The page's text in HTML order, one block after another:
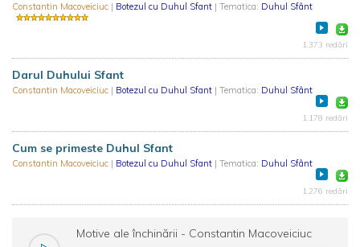
Constantin Macoveiciuc | Botezul cu Duhul Sfant | Tematica: Duhul Sfânt
1.373 redări
Darul Duhului Sfant
Constantin Macoveiciuc | Botezul cu Duhul Sfant | Tematica: Duhul Sfânt
1.178 redări
Cum se primeste Duhul Sfant
Constantin Macoveiciuc | Botezul cu Duhul Sfant | Tematica: Duhul Sfânt
1.276 redări
Motive ale închinării - Constantin Macoveiciuc